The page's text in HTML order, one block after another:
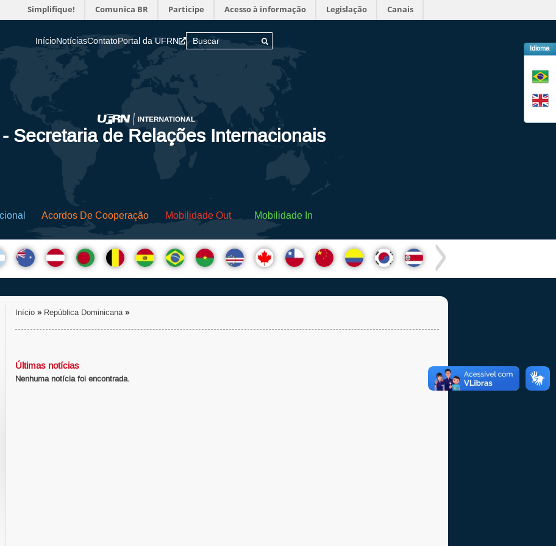
Simplifique! Comunica BR Participe Acesso à informação Legislação Canais
Idioma
InícioNotíciasContatoPortal da UFRN
Secretaria de Relações Internacionais
Acordos De Cooperação Mobilidade Out Mobilidade In
Início »República Dominicana »
Últimas notícias
Nenhuma notícia foi encontrada.